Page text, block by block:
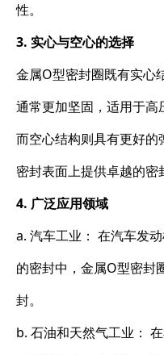
性。
3. 实心与空心的选择
金属O型密封圈既有实心
通常更加坚固，适用于高
而空心结构则具有更好
密封表面上提供卓越的密
4. 广泛应用领域
a. 汽车工业： 在汽车发
的密封中，金属O型密封
封。
b. 石油和天然气工业：